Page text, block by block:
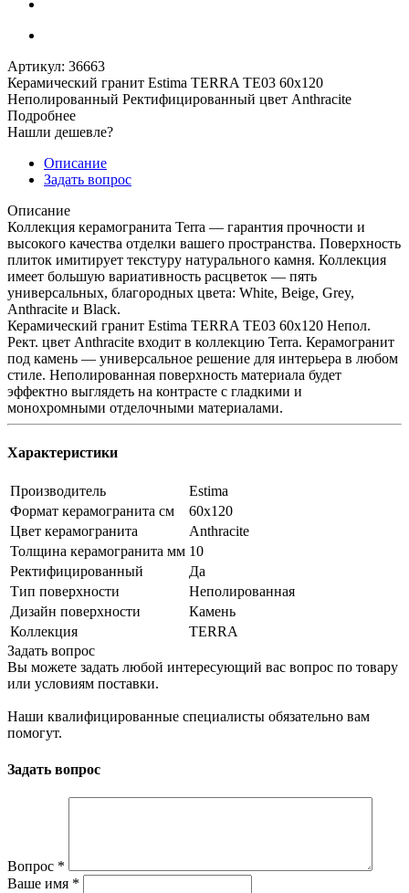
Артикул: 36663
Керамический гранит Estima TERRA TE03 60x120
Неполированный Ректифицированный цвет Anthracite
Подробнее
Нашли дешевле?
Описание
Задать вопрос
Описание
Коллекция керамогранита Terra — гарантия прочности и
высокого качества отделки вашего пространства. Поверхность
плиток имитирует текстуру натурального камня. Коллекция
имеет большую вариативность расцветок — пять
универсальных, благородных цвета: White, Beige, Grey,
Anthracite и Black.
Керамический гранит Estima TERRA TE03 60x120 Непол.
Рект. цвет Anthracite входит в коллекцию Terra. Керамогранит
под камень — универсальное решение для интерьера в любом
стиле. Неполированная поверхность материала будет
эффектно выглядеть на контрасте с гладкими и
монохромными отделочными материалами.
Характеристики
Производитель
Estima
Формат керамогранита см
60х120
Цвет керамогранита
Anthracite
Толщина керамогранита мм 10
Ректифицированный
Да
Тип поверхности
Неполированная
Дизайн поверхности
Камень
Коллекция
TERRA
Задать вопрос
Вы можете задать любой интересующий вас вопрос по товару
или условиям поставки.
Наши квалифицированные специалисты обязательно вам
помогут.
Задать вопрос
Вопрос *
Ваше имя *